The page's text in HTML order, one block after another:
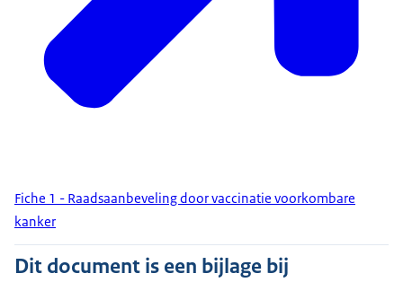
Fiche 1 - Raadsaanbeveling door vaccinatie voorkombare
kanker
Dit document is een bijlage bij